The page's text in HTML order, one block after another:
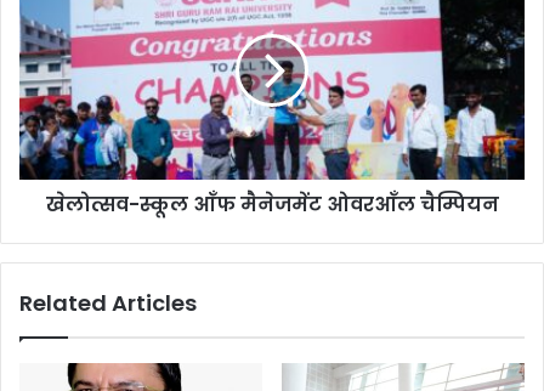
खेलोत्सव-स्कूल आँफ मैनेजमेंट ओवरआँल चैम्पियन
Related Articles